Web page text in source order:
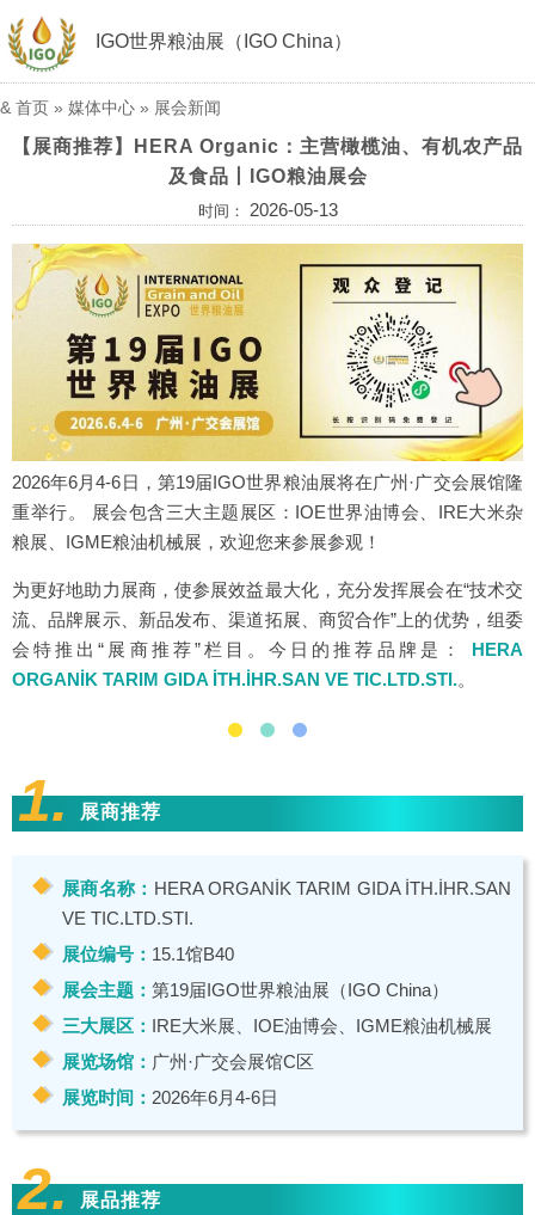
IGO世界粮油展（IGO China）
& 首页 » 媒体中心 » 展会新闻
【展商推荐】HERA Organic：主营橄榄油、有机农产品
及食品丨IGO粮油展会
时间： 2026-05-13
2026年6月4-6日， 第19届IGO世界粮油展将在广州·广交会展馆隆
重举行。 展会包含三大主题展区： IOE世界油博会
IRE大米杂
粮展
IGME粮油机械展 ，欢迎您来参展参观！
为更好地助力展商，使参展效益最大化，充分发挥展会在“技术交
流、品牌展示、新品发布、渠道拓展、商贸合作”上的优势，组委
会特推出“展商推荐”栏目。今日的推荐品牌是： HERA
ORGANİK TARIM GIDA İTH.İHR.SAN VE TIC.LTD.STI.。
1. 展商推荐
展商名称： HERA ORGANİK TARIM GIDA İTH.İHR.SAN
VE TIC.LTD.STI.
展位编号： 15.1馆B40
展会主题： 第19届IGO世界粮油展（IGO China）
三大展区： IRE大米展 IOE油博会
IGME粮油机械展
展览场馆： 广州·广交会展馆C区
展览时间： 2026年6月4-6日
2. 展品推荐